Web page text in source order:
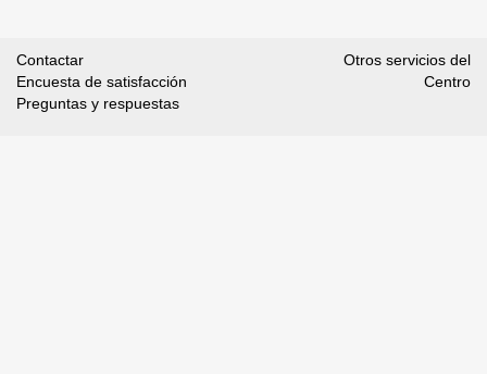
Contactar
Encuesta de satisfacción
Preguntas y respuestas
Otros servicios del
Centro